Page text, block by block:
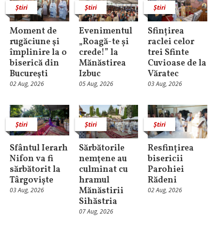
Știri
Moment de
rugăciune şi
împlinire la o
biserică din
Bucureşti
02 Aug, 2026
Știri
Evenimentul
„Roagă-te și
crede!” la
Mănăstirea
Izbuc
05 Aug, 2026
Știri
Sfințirea
raclei celor
trei Sfinte
Cuvioase de la
Văratec
03 Aug, 2026
Știri
Sfântul Ierarh
Nifon va fi
sărbătorit la
Târgoviște
03 Aug, 2026
Știri
Sărbătorile
nemţene au
culminat cu
hramul
Mănăstirii
Sihăstria
07 Aug, 2026
Știri
Resfințirea
bisericii
Parohiei
Rădeni
02 Aug, 2026